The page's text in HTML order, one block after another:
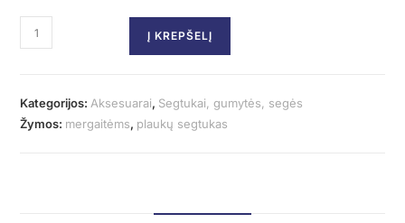
Į KREPŠELĮ
Kategorijos:Aksesuarai, Segtukai, gumytės, segės
Žymos: mergaitėms, plaukų segtukas